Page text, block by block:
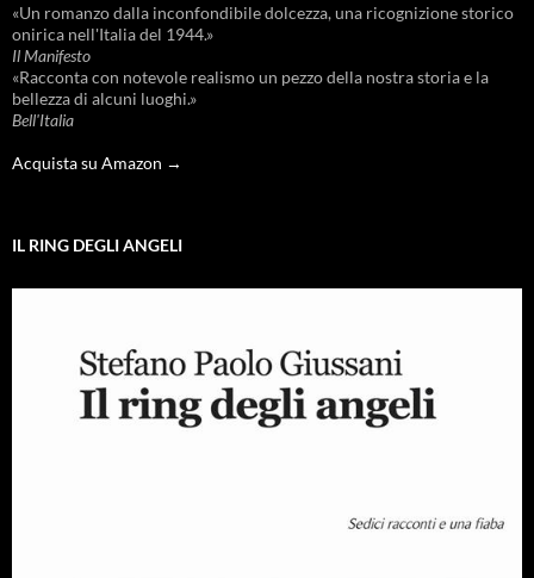
«Un romanzo dalla inconfondibile dolcezza, una ricognizione storico
onirica nell'Italia del 1944.»
Il Manifesto
«Racconta con notevole realismo un pezzo della nostra storia e la
bellezza di alcuni luoghi.»
Bell'Italia
Acquista su Amazon →
IL RING DEGLI ANGELI